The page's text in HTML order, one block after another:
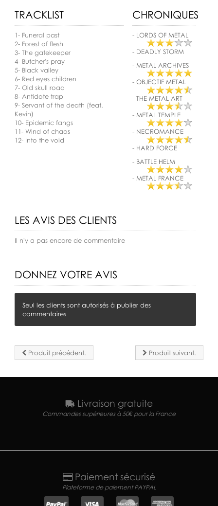
TRACKLIST
1- Funeral past
2- Forest of flesh
3- The gatekeeper
4- Butcher's pray
5- Black valley
6- Red eyes children
7- Old skull road
8- Antidote trap
9- Servant of the death (feat.
Kevin)
10- Epidemic fangs
11- Wind of chaos
12- Into the void
CHRONIQUES
- LORDS OF METAL
- DEADLY STORM
- METAL ARCHIVES
-OBJECTIF METAL
-THE METAL ART
- METAL TEMPLE
- NECROMANCE
- HARD FORCE
- BATTLE HELM
- METAL FRANCE
LES AVIS DES CLIENTS
Il n'y a pas encore de commentaire
DONNEZ VOTRE AVIS
Seul les clients sont autorisés à publier des
commentaires
Produit précédent. Produit suivant.
Livraison gratuite
Commandes supérieures à 50€ pour la France
Paiement sécurisé
Plateforme de paiement PAYPAL